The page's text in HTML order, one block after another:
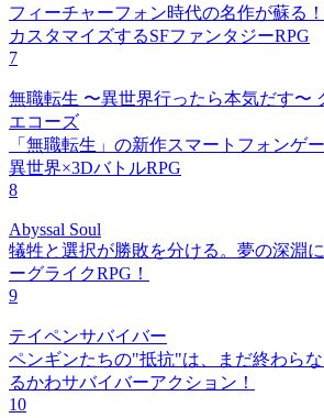
フィーチャーフォン時代の名作が蘇る
カスタマイズするSFファンタジーRPG
7
無職転生 〜異世界行ったら本気だす〜
エコーズ
「無職転生」の新作スマートフォンゲ
異世界×3DバトルRPG
8
Abyssal Soul
犠牲と選択が勝敗を分ける。夢の深淵
ーグライクRPG！
9
テイペンサバイバー
ペンギンたちの"抵抗"は、まだ終わら
るかわサバイバーアクション！
10